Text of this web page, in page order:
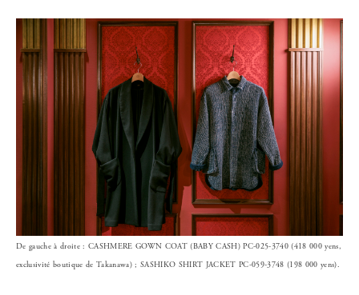
De gauche à droite : CASHMERE GOWN COAT (BABY CASH) PC-025-3740 (418 000 yens,
exclusivité boutique de Takanawa) ; SASHIKO SHIRT JACKET PC-059-3748 (198 000 yens).